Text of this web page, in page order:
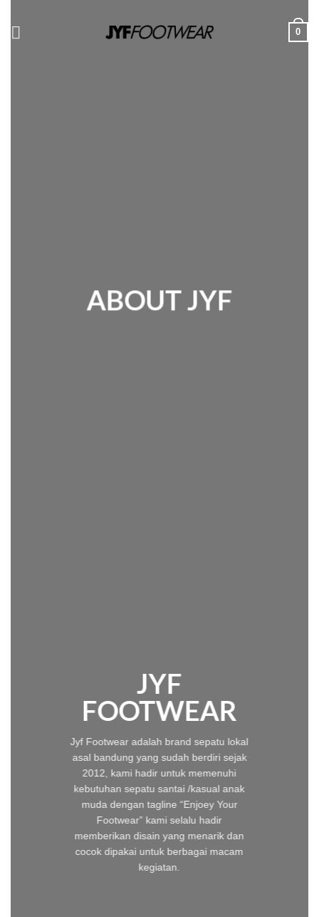
0
ABOUT JYF
JYF
FOOTWEAR
Jyf Footwear adalah brand sepatu lokal
asal bandung yang sudah berdiri sejak
2012, kami hadir untuk memenuhi
kebutuhan sepatu santai /kasual anak
muda dengan tagline “Enjoey Your
Footwear” kami selalu hadir
memberikan disain yang menarik dan
cocok dipakai untuk berbagai macam
kegiatan.